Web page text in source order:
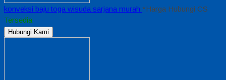
konveksi baju toga wisuda sarjana murah *Harga Hubungi CS
Tersedia
Hubungi Kami